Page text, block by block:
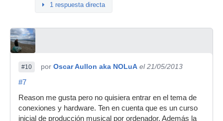
1 respuesta directa
#10 por Oscar Aullon aka NOLuA el 21/05/2013
#7
Reason me gusta pero no quisiera entrar en el tema de
conexiones y hardware. Ten en cuenta que es un curso
inicial de producción musical por ordenador. Además la